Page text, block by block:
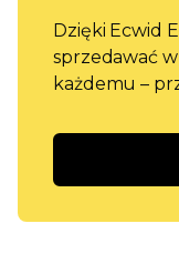
Dzięki Ecwid
sprzedawać
każdemu –